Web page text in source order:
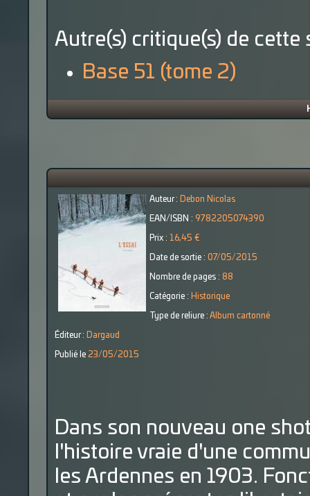
Autre(s) critique(s) de cette
Base 51 (tome 2)
Auteur : Debon Nicolas
EAN/ISBN : 9782205074390
Prix : 16,45 €
Date de sortie : 07/05/2015
Nombre de pages : 88
Catégorie : Historique
Type de reliure : Album cartonné
Éditeur : Dargaud
Publié le 23/05/2015
Dans son nouveau one
l'histoire vraie d'une
les Ardennes en 1903.